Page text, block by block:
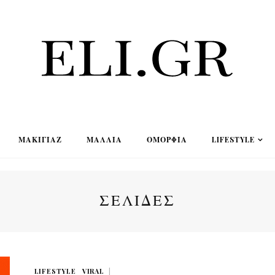
ΜΑΚΙΓΙΆΖ ΜΑΛΛΙΆ ΟΜΟΡΦΙΆ LIFESTYLE
ΣΕΛΊΔΕΣ
LIFESTYLE VIRAL